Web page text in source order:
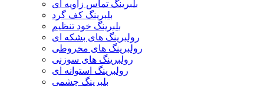
بلبرینگ تماس زاویه ای
بلبرینگ کف گرد
بلبرینگ خود تنظیم
رولبرینگ های بشکه ای
رولبرینگ های مخروطی
رولبرینگ های سوزنی
رولبرینگ استوانه ای
بلبرینگ چشمی